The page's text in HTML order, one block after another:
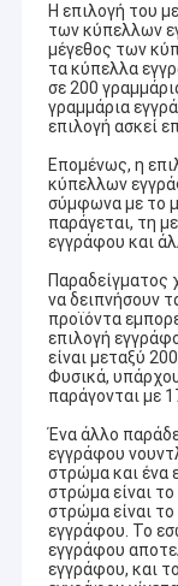
Η επιλογή του
των κύπελλων
μέγεθος των
τα κύπελλα
σε 200
γραμμάρια
επιλογή ασκεί
Επομένως, η
κύπελλων
σύμφωνα με το
παράγεται, τη
εγγράφου και
Παραδείγματος
να δειπνήσουν
προϊόντα
επιλογή
είναι μεταξύ
Φυσικά,
παράγονται με
Ένα άλλο
εγγράφου
στρώμα και ένα
στρώμα είναι
στρώμα είναι
εγγράφου. Το
εγγράφου
εγγράφου, και